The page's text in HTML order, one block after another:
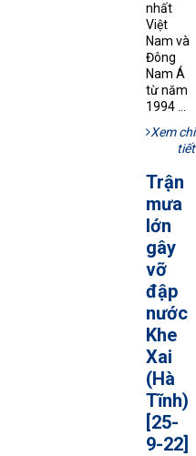
nhất
Việt
Nam và
Đông
Nam Á
từ năm
1994 ...
Xem chi
tiết
Trận
mưa
lớn
gây
vỡ
đập
nước
Khe
Xai
(Hà
Tĩnh)
[25-
9-22]